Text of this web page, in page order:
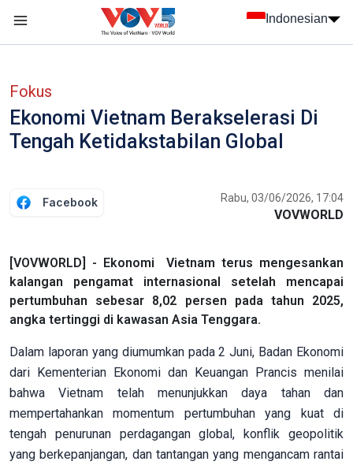
Indonesian
Fokus
Ekonomi Vietnam Berakselerasi Di
Tengah Ketidakstabilan Global
Facebook Rabu, 03/06/2026, 17:04
VOVWORLD
[VOVWORLD] - Ekonomi Vietnam terus mengesankan
kalangan pengamat internasional setelah mencapai
pertumbuhan sebesar 8,02 persen pada tahun 2025,
angka tertinggi di kawasan Asia Tenggara.
Dalam laporan yang diumumkan pada 2 Juni, Badan Ekonomi
dari Kementerian Ekonomi dan Keuangan Prancis menilai
bahwa Vietnam telah menunjukkan daya tahan dan
mempertahankan momentum pertumbuhan yang kuat di
tengah penurunan perdagangan global, konflik geopolitik
yang berkepanjangan, dan tantangan yang mengancam rantai